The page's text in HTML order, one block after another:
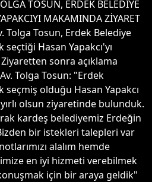
TOSUN, ERDEK BELEDİYE
MAKAMINDA ZİYARET
Tolga Tosun, Erdek Belediye
Hasan Yapakcı'yı
sonra açıklama
Tolga Tosun: "Erdek
olduğu Hasan Yapakcı
olsun ziyaretinde bulunduk.
kardeş belediyemiz Erdeğin
bir istekleri talepleri var
alalım hemde
en iyi hizmeti verebilmek
için bir araya geldik"